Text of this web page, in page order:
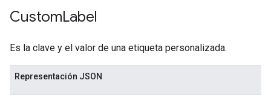
CustomLabel
Es la clave y el valor de una etiqueta personalizada.
Representación JSON